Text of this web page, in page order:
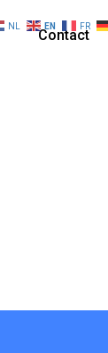
Contact
NL EN FR